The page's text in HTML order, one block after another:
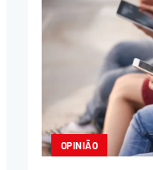
OPINIÃO